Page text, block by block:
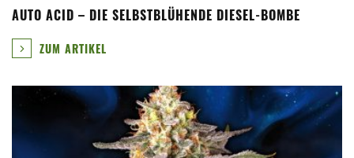
AUTO ACID – DIE SELBSTBLÜHENDE DIESEL-BOMBE
ZUM ARTIKEL